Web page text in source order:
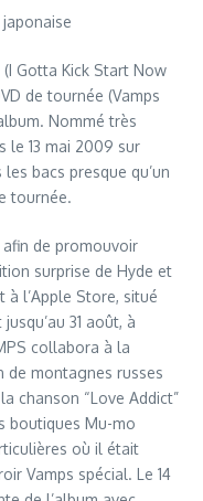
Gotta Kick Start Now
de tournée (Vamps
Nommé très
le 13 mai 2009 sur
bacs presque qu’un
tournée.
de promouvoir
surprise de Hyde et
à l’Apple Store, situé
31 août, à
collabora à la
de montagnes russes
chanson “Love Addict”
boutiques Mu-mo
où il était
Vamps spécial. Le 14